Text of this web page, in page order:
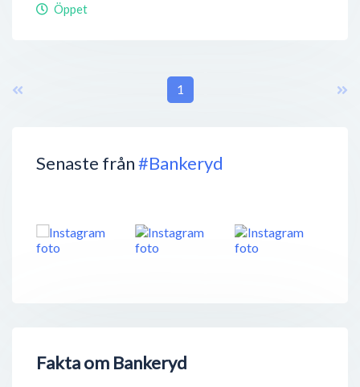
Senaste från#Bankeryd
Fakta om Bankeryd
Öppet
1